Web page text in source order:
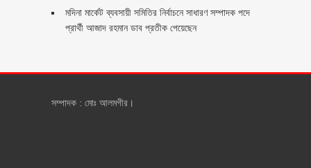
মদিনা মার্কেট ব্যবসায়ী সমিতির নির্বাচনে সাধারণ সম্পাদক পদে
প্রার্থী আজাদ রহমান ডাব প্রতীক পেয়েছেন ‎
সম্পাদক : মোঃ আলমগীর।